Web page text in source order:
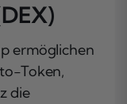
ermöglichen
Token,
die